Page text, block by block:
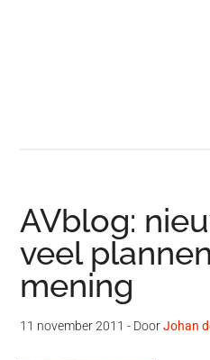
AVblog:
veel
mening
11 november 2011 - DoorJohan